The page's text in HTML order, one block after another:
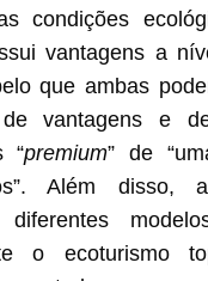
condições
vantagens a
que ambas
vantagens e
“premium” de
Além disso,
o ecoturismo